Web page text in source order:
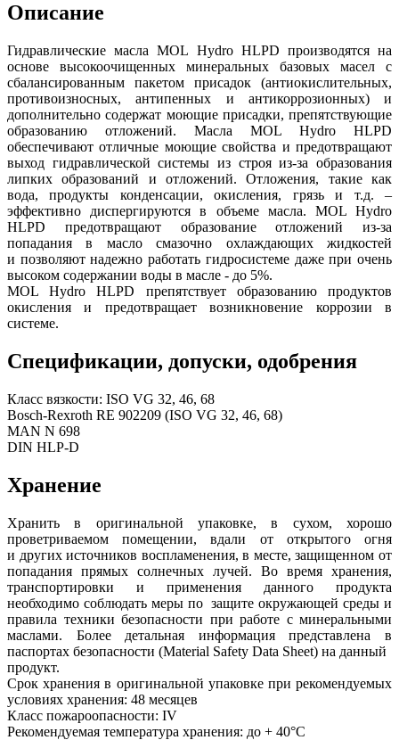
Описание
Гидравлические масла MOL Hydro HLPD производятся на
основе высокоочищенных минеральных базовых масел с
сбалансированным пакетом присадок (антиокислительных,
противоизносных, антипенных и антикоррозионных) и
дополнительно содержат моющие присадки, препятствующие
образованию отложений. Масла MOL Hydro HLPD
обеспечивают отличные моющие свойства и предотвращают
выход гидравлической системы из строя из-за образования
липких образований и отложений. Отложения, такие как
вода, продукты конденсации, окисления, грязь и т.д. –
эффективно диспергируются в объеме масла. MOL Hydro
HLPD предотвращают образование отложений из-за
попадания в масло смазочно охлаждающих жидкостей
и позволяют надежно работать гидросистеме даже при очень
высоком содержании воды в масле - до 5%.
MOL Hydro HLPD препятствует образованию продуктов
окисления и предотвращает возникновение коррозии в
системе.
Спецификации, допуски, одобрения
Класс вязкости: ISO VG 32, 46, 68
Bosch-Rexroth RE 902209 (ISO VG 32, 46, 68)
MAN N 698
DIN HLP-D
Хранение
Хранить в оригинальной упаковке, в сухом, хорошо
проветриваемом помещении, вдали от открытого огня
и других источников воспламенения, в месте, защищенном от
попадания прямых солнечных лучей. Во время хранения,
транспортировки и применения данного продукта
необходимо соблюдать меры по защите окружающей среды и
правила техники безопасности при работе с минеральными
маслами. Более детальная информация представлена в
паспортах безопасности (Material Safety Data Sheet) на данный
продукт.
Срок хранения в оригинальной упаковке при рекомендуемых
условиях хранения: 48 месяцев
Класс пожароопасности: IV
Рекомендуемая температура хранения: до + 40°C